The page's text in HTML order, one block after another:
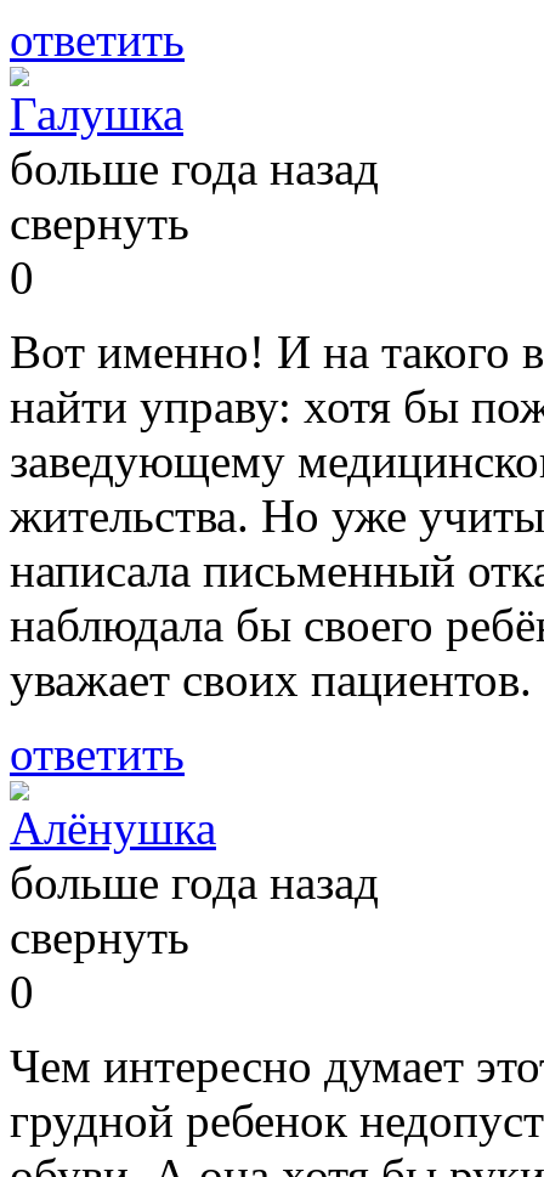
ответить
Галушка
больше года назад
свернуть
0
Вот именно! И на такого
найти управу: хотя бы
заведующему
жительства. Но уже
написала письменный
наблюдала бы своего
уважает своих пациентов.
ответить
Алёнушка
больше года назад
свернуть
0
Чем интересно думает
грудной ребенок